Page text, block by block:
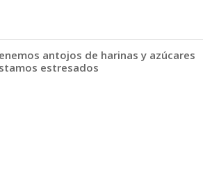
antojos de harinas y azúcares
estresados